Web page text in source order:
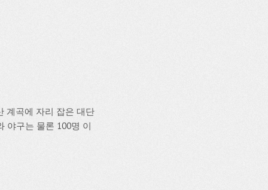
계곡에 자리 잡은 대단
야구는 물론 100명 이